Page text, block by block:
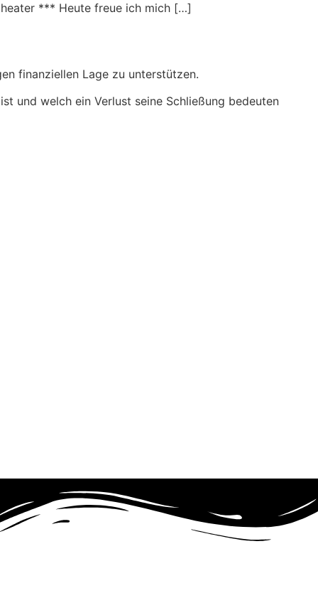
*** Heute freue ich mich […]
finanziellen Lage zu unterstützen.
und welch ein Verlust seine Schließung bedeuten